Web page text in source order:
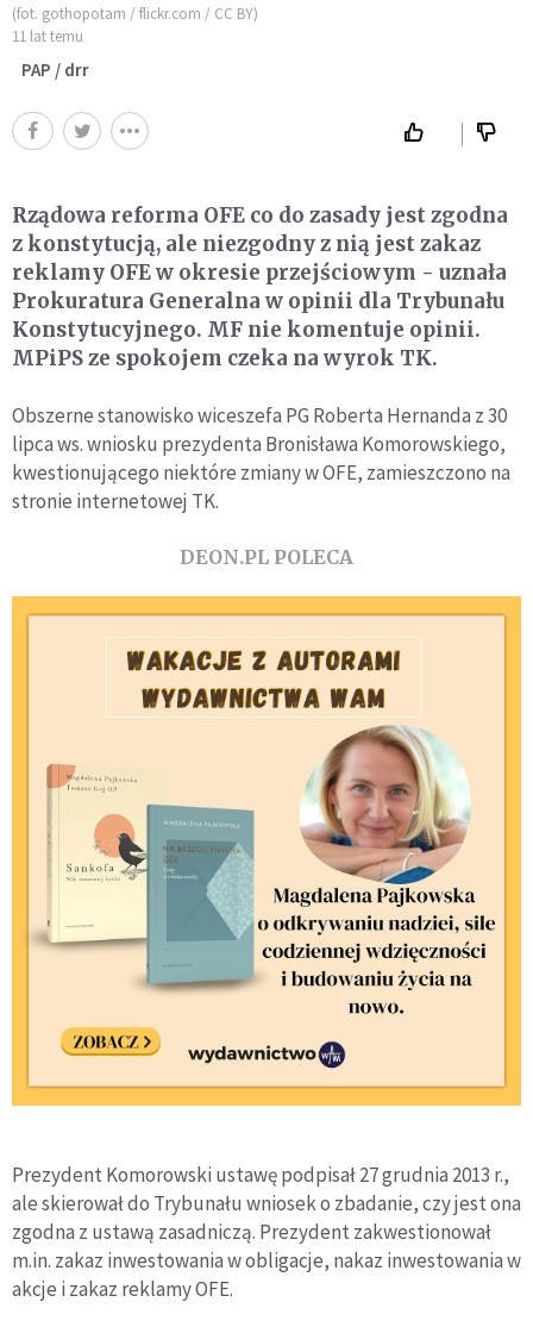
(fot. gothopotam / flickr.com / CC BY)
11 lat temu
PAP / drr
Rządowa reforma OFE co do zasady jest zgodna
z konstytucją, ale niezgodny z nią jest zakaz
reklamy OFE w okresie przejściowym - uznała
Prokuratura Generalna w opinii dla Trybunału
Konstytucyjnego. MF nie komentuje opinii.
MPiPS ze spokojem czeka na wyrok TK.
Obszerne stanowisko wiceszefa PG Roberta Hernanda z 30
lipca ws. wniosku prezydenta Bronisława Komorowskiego,
kwestionującego niektóre zmiany w OFE, zamieszczono na
stronie internetowej TK.
DEON.PL POLECA
Prezydent Komorowski ustawę podpisał 27 grudnia 2013 r.,
ale skierował do Trybunału wniosek o zbadanie, czy jest ona
zgodna z ustawą zasadniczą. Prezydent zakwestionował
m.in. zakaz inwestowania w obligacje, nakaz inwestowania w
akcje i zakaz reklamy OFE.